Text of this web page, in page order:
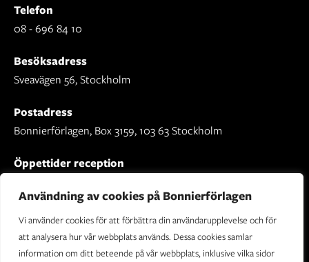
Användning av cookies på Bonnierförlagen
Vi använder cookies för att förbättra din användarupplevelse och för
att analysera hur vår webbplats används. Dessa cookies samlar
information om ditt beteende på vår webbplats, inklusive vilka sidor
Telefon
08 - 696 84 10
Besöksadress
Sveavägen 56, Stockholm
Postadress
Bonnierförlagen, Box 3159, 103 63 Stockholm
Öppettider reception
Om Bonnierförlagen